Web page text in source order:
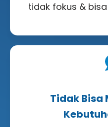
tidak fokus &
Tidak Bisa